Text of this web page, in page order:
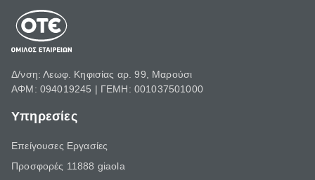
Δ/νση: Λεωφ. Κηφισίας αρ. 99, Μαρούσι
ΑΦΜ: 094019245 | ΓΕΜΗ: 001037501000
Υπηρεσίες
Επείγουσες Εργασίες
Προσφορές 11888 giaola